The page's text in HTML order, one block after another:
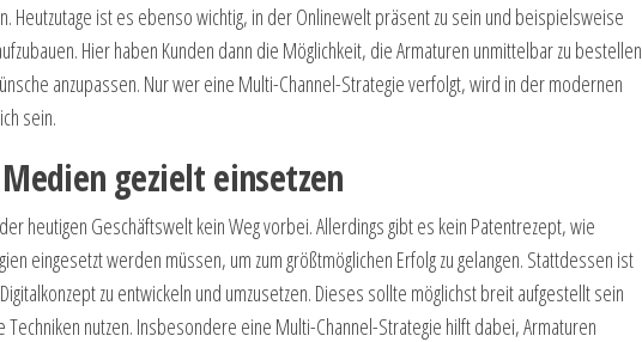
Heutzutage ist es ebenso wichtig, in der Onlinewelt präsent zu sein und beispielsweise
Hier haben Kunden dann die Möglichkeit, die Armaturen unmittelbar zu bestellen
anzupassen. Nur wer eine Multi-Channel-Strategie verfolgt, wird in der modernen
sein.
gezielt einsetzen
heutigen Geschäftswelt kein Weg vorbei. Allerdings gibt es kein Patentrezept, wie
eingesetzt werden müssen, um zum größtmöglichen Erfolg zu gelangen. Stattdessen ist
zu entwickeln und umzusetzen. Dieses sollte möglichst breit aufgestellt sein
Techniken nutzen. Insbesondere eine Multi-Channel-Strategie hilft dabei, Armaturen